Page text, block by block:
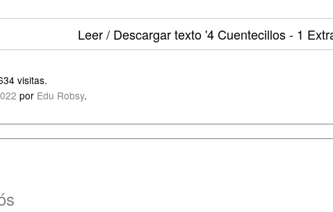
Leer / Descargar texto'4 Cuentecillos - 1
visitas.
por Edu Robsy.